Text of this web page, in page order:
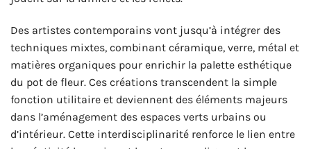
Des artistes contemporains vont jusqu’à intégrer des
techniques mixtes, combinant céramique, verre, métal et
matières organiques pour enrichir la palette esthétique
du pot de fleur. Ces créations transcendent la simple
fonction utilitaire et deviennent des éléments majeurs
dans l’aménagement des espaces verts urbains ou
d’intérieur. Cette interdisciplinarité renforce le lien entre